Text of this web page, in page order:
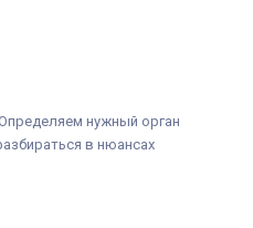
нужный орган
в нюансах